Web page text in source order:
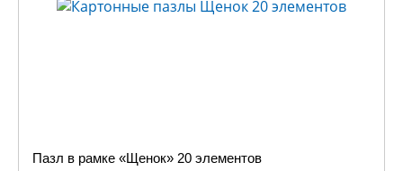
Пазл в рамке «Щенок» 20 элементов